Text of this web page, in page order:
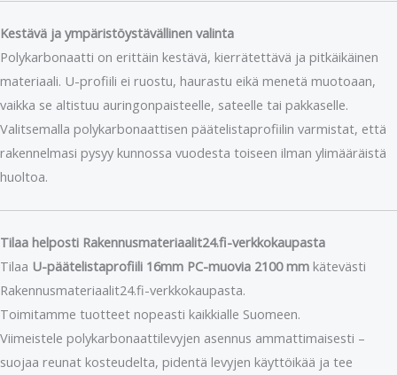
Kestävä ja ympäristöystävällinen valinta
Polykarbonaatti on erittäin kestävä, kierrätettävä ja pitkäikäinen
materiaali. U-profiili ei ruostu, haurastu eikä menetä muotoaan,
vaikka se altistuu auringonpaisteelle, sateelle tai pakkaselle.
Valitsemalla polykarbonaattisen päätelistaprofiilin varmistat, että
rakennelmasi pysyy kunnossa vuodesta toiseen ilman ylimääräistä
huoltoa.
Tilaa helposti Rakennusmateriaalit24.fi-verkkokaupasta
Tilaa U-päätelistaprofiili 16mm PC-muovia 2100 mm kätevästi
Rakennusmateriaalit24.fi-verkkokaupasta.
Toimitamme tuotteet nopeasti kaikkialle Suomeen.
Viimeistele polykarbonaattilevyjen asennus ammattimaisesti –
suojaa reunat kosteudelta, pidentä levyjen käyttöikää ja tee